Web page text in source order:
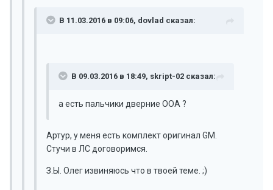
В 11.03.2016 в 09:06, dovlad сказал:
В 09.03.2016 в 18:49, skript-02 сказал:
а есть пальчики дверние ООА ?
Артур, у меня есть комплект оригинал GM.
Стучи в ЛС договоримся.
З.Ы. Олег извиняюсь что в твоей теме. ;)